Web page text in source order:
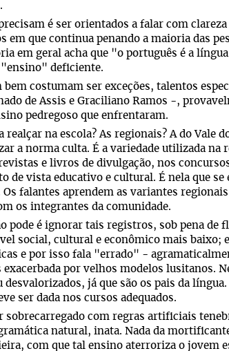
é ser orientados a falar com
em que continua penando a maioria das
em geral acha que "o português é a
"ensino" deficiente.
bem costumam ser exceções, talentos
de Assis e Graciliano Ramos -,
pedregoso que enfrentaram.
realçar na escola? As regionais? A do Vale
a norma culta. É a variedade utilizada na
e livros de divulgação, nos
de vista educativo e cultural. É nela que se
falantes aprendem as variantes
os integrantes da comunidade.
pode é ignorar tais registros, sob pena de
social, cultural e econômico mais baixo;
e por isso fala "errado" -
exacerbada por velhos modelos lusitanos.
desvalorizados, já que são os pais da
ser dada nos cursos adequados.
sobrecarregado com regras artificiais
natural, inata. Nada da
com que tal ensino aterroriza o jovem